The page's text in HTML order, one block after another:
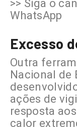
>> Siga o
WhatsApp
Excesso
Outra
Nacional de
ações de
resposta
calor